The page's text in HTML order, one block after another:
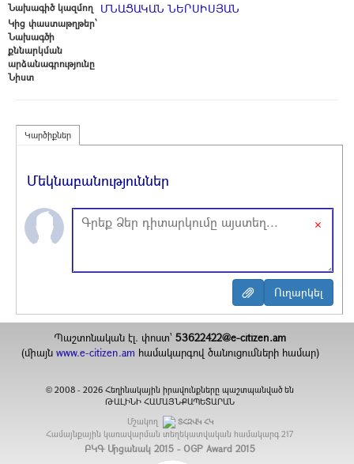
Նախագիծ կազմող ՄՆԱՑԱԿԱՆ ՆԵՐՍԻՍՅԱՆ
Կից փաստաթղթեր՝
Նախագծի
քննարկման
արձանագրությունը
Նիստ
Կարծիքներ
Մեկնաբանություններ
×
Պաշտոնական էլ. փոստ`53622422@e-citizen.am
(միայն www.e-citizen.am համակարգով ծանուցումների համար)
© 2008 -2026 Հեղինակային իրավունքները պաշտպանված են
ԹԱԼԻՆԻ ՀԱՄԱՅՆՔԱՊԵՏԱՐԱՆ
Մշակող
ՏՀԶՎԿ ՀԿ
Համայնքային կառավարման տեղեկատվական համակարգ 217
ԲԿԳ Մրցանակ 2015 - OGP Award 2015